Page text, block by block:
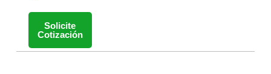
Solicite
Cotización